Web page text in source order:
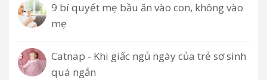
9 bí quyết mẹ bầu ăn vào con, không vào
mẹ
Catnap - Khi giấc ngủ ngày của trẻ sơ sinh
quá ngắn